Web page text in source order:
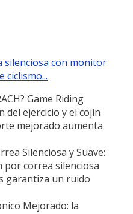
silenciosa con monitor
ciclismo...
Game Riding
del ejercicio y el cojín
mejorado aumenta
Silenciosa y Suave:
correa silenciosa
garantiza un ruido
Mejorado: la